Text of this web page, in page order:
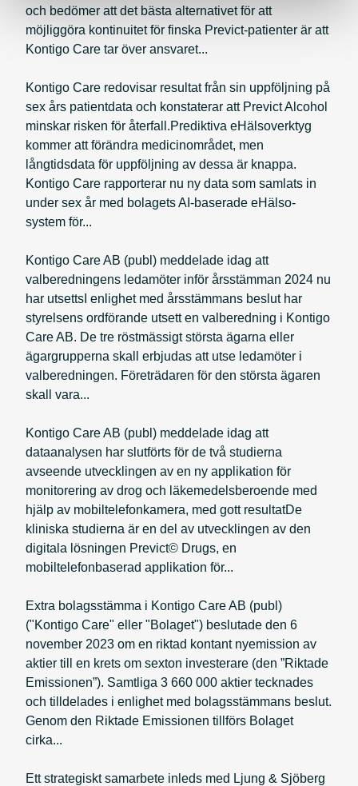
och bedömer att det bästa alternativet för att
möjliggöra kontinuitet för finska Previct-patienter är att
Kontigo Care tar över ansvaret...
Kontigo Care redovisar resultat från sin uppföljning på
sex års patientdata och konstaterar att Previct Alcohol
minskar risken för återfall.Prediktiva eHälsoverktyg
kommer att förändra medicinområdet, men
långtidsdata för uppföljning av dessa är knappa.
Kontigo Care rapporterar nu ny data som samlats in
under sex år med bolagets AI-baserade eHälso-
system för...
Kontigo Care AB (publ) meddelade idag att
valberedningens ledamöter inför årsstämman 2024 nu
har utsettsI enlighet med årsstämmans beslut har
styrelsens ordförande utsett en valberedning i Kontigo
Care AB. De tre röstmässigt största ägarna eller
ägargrupperna skall erbjudas att utse ledamöter i
valberedningen. Företrädaren för den största ägaren
skall vara...
Kontigo Care AB (publ) meddelade idag att
dataanalysen har slutförts för de två studierna
avseende utvecklingen av en ny applikation för
monitorering av drog och läkemedelsberoende med
hjälp av mobiltelefonkamera, med gott resultatDe
kliniska studierna är en del av utvecklingen av den
digitala lösningen Previct© Drugs, en
mobiltelefonbaserad applikation för...
Extra bolagsstämma i Kontigo Care AB (publ)
("Kontigo Care" eller "Bolaget") beslutade den 6
november 2023 om en riktad kontant nyemission av
aktier till en krets om sexton investerare (den ”Riktade
Emissionen”). Samtliga 3 660 000 aktier tecknades
och tilldelades i enlighet med bolagsstämmans beslut.
Genom den Riktade Emissionen tillförs Bolaget
cirka...
Ett strategiskt samarbete inleds med Ljung & Sjöberg